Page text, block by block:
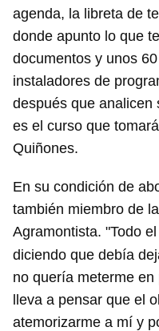
agenda, la libreta de
donde apunto lo que
documentos y unos
instaladores de
después que analicen
es el curso que
Quiñones.
En su condición de
también miembro de
Agramontista. "Todo
diciendo que debía
no quería meterme
lleva a pensar que el
atemorizarme a mí y